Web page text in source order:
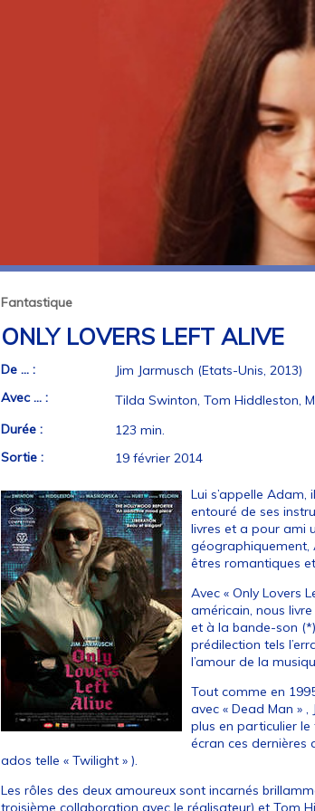
Fantastique
ONLY LOVERS LEFT ALIVE
De ... :
Jim Jarmusch (Etats-Unis, 2013)
Avec ... :
Tilda Swinton, Tom Hiddleston,
Durée :
123 min.
Sortie :
19 février 2014
Lui s’appelle
entouré de ses
livres et a pour ami
géographiquement,
êtres romantiques
Avec « Only Lovers
américain, nous
et à la bande-son
prédilection tels
l’amour de la
Tout comme en
avec « Dead Man »
plus en particulier
écran ces dernières
ados telle « Twilight » ).
Les rôles des deux amoureux sont incarnés
troisième collaboration avec le réalisateur) et Tom